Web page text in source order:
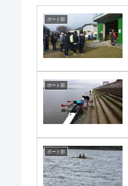
ボート部
ボート部
ボート部